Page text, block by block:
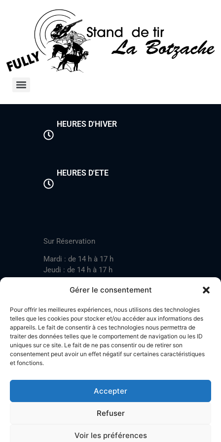
Gérer le consentement
Pour offrir les meilleures expériences, nous utilisons des technologies
telles que les cookies pour stocker et/ou accéder aux informations des
appareils. Le fait de consentir à ces technologies nous permettra de
traiter des données telles que le comportement de navigation ou les ID
uniques sur ce site. Le fait de ne pas consentir ou de retirer son
consentement peut avoir un effet négatif sur certaines caractéristiques
et fonctions.
Accepter
Refuser
Voir les préférences
HEURES D'HIVER
HEURES D'ETE
Sur Réservation
Mardi : de 14 h à 17 h
Jeudi : de 14 h à 17 h
Mardi : de 17 h à 20 h
Jeudi : de 17 h à 20 h
Samedi : de 14 h à 17 h
Stand de tir LA BOTZACHE
Près de Mazembroz
Tel: +41 (0)79 220 41 69
Plan d'accès